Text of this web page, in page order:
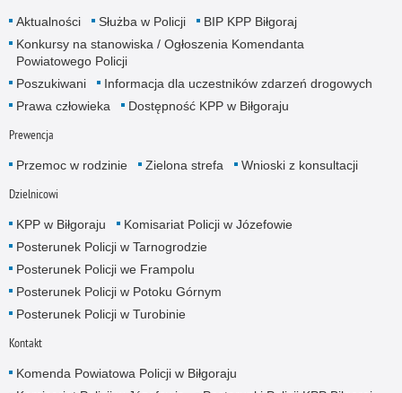
Aktualności Służba w Policji
BIP KPP Biłgoraj
Konkursy na stanowiska / Ogłoszenia Komendanta
Powiatowego Policji
Poszukiwani
Informacja dla uczestników zdarzeń drogowych
Prawa człowieka
Dostępność KPP w Biłgoraju
Prewencja
Przemoc w rodzinie Zielona strefa Wnioski z konsultacji
Dzielnicowi
KPP w Biłgoraju
Komisariat Policji w Józefowie
Posterunek Policji w Tarnogrodzie
Posterunek Policji we Frampolu
Posterunek Policji w Potoku Górnym
Posterunek Policji w Turobinie
Kontakt
Komenda Powiatowa Policji w Biłgoraju